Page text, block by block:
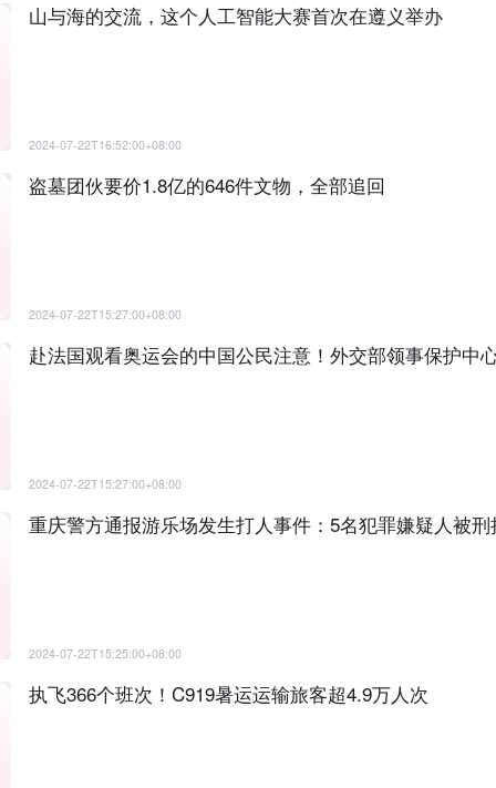
山与海的交流，这个人工智能大赛首次在遵义举办
2024-07-22T16:52:00+08:00
盗墓团伙要价1.8亿的646件文物，全部追回
2024-07-22T15:27:00+08:00
赴法国观看奥运会的中国公民注意！外交部领事保护中
2024-07-22T15:27:00+08:00
重庆警方通报游乐场发生打人事件：5名犯罪嫌疑人被刑
2024-07-22T15:25:00+08:00
执飞366个班次！C919暑运运输旅客超4.9万人次